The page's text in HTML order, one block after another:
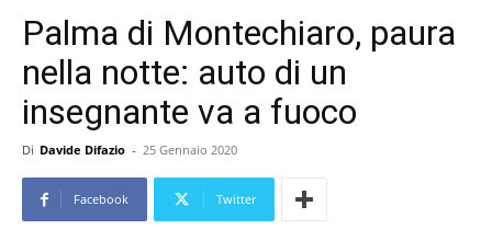
Palma di Montechiaro, paura
nella notte: auto di un
insegnante va a fuoco
Di Davide Difazio - 25 Gennaio 2020
Facebook Twitter